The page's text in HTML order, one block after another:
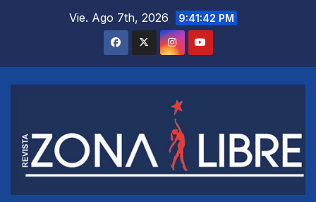
Vie. Ago 7th, 2026 9:41:42 PM